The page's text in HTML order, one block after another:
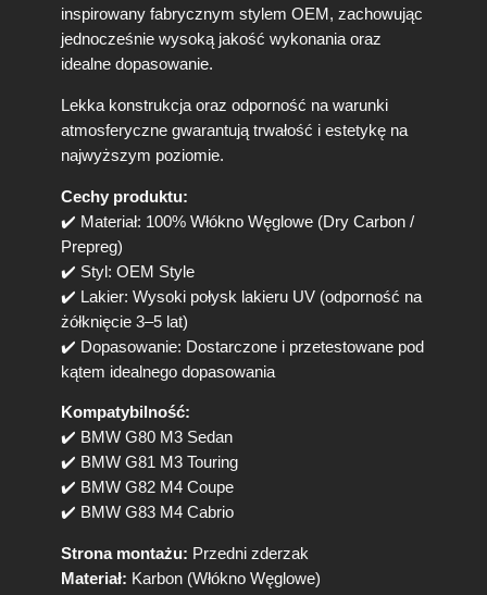
d
n
i
g
o
Z
e
r
z
k
a
B
M
W
3
G
8
8
1
M
inspirowany fabrycznym stylem OEM, zachowując
jednocześnie wysoką jakość wykonania oraz
idealne dopasowanie.
Lekka konstrukcja oraz odporność na warunki
atmosferyczne gwarantują trwałość i estetykę na
najwyższym poziomie.
Cechy produktu:
✔️ Materiał: 100% Włókno Węglowe (Dry Carbon /
Prepreg)
✔️ Styl: OEM Style
✔️ Lakier: Wysoki połysk lakieru UV (odporność na
żółknięcie 3–5 lat)
✔️ Dopasowanie: Dostarczone i przetestowane pod
kątem idealnego dopasowania
Kompatybilność:
✔️ BMW G80 M3 Sedan
✔️ BMW G81 M3 Touring
✔️ BMW G82 M4 Coupe
✔️ BMW G83 M4 Cabrio
Strona montażu: Przedni zderzak
Materiał: Karbon (Włókno Węglowe)